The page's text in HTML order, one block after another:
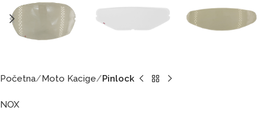
Početna Moto Kacige Pinlock
NOX